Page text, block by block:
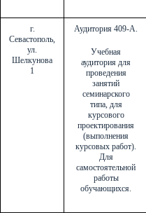
г.
Севастополь,
ул.
Шелкунова
1
Аудитория 409-А.
Учебная
аудитория для
проведения
занятий
семинарского
типа, для
курсового
проектирования
(выполнения
курсовых работ).
Для
самостоятельной
работы
обучающихся.